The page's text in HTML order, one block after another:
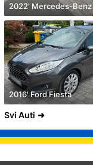
2016' Ford Fiesta
Svi Auti